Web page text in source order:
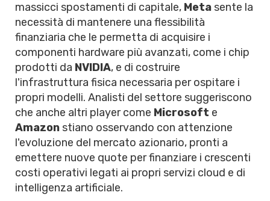
massicci spostamenti di capitale, Meta sente la
necessità di mantenere una flessibilità
finanziaria che le permetta di acquisire i
componenti hardware più avanzati, come i chip
prodotti da NVIDIA, e di costruire
l'infrastruttura fisica necessaria per ospitare i
propri modelli. Analisti del settore suggeriscono
che anche altri player come Microsoft e
Amazon stiano osservando con attenzione
l'evoluzione del mercato azionario, pronti a
emettere nuove quote per finanziare i crescenti
costi operativi legati ai propri servizi cloud e di
intelligenza artificiale.